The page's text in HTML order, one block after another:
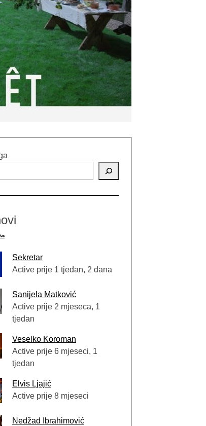
Sekretar
Active prije 1 tjedan, 2 dana
Sanijela Matković
Active prije 2 mjeseca, 1
tjedan
Veselko Koroman
Active prije 6 mjeseci, 1
tjedan
Elvis Ljajić
Active prije 8 mjeseci
Nedžad Ibrahimović